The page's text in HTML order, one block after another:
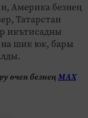
Америка безнең
Татарстан
икътисадны
шик юк, бары
өчен безнеңМАХ